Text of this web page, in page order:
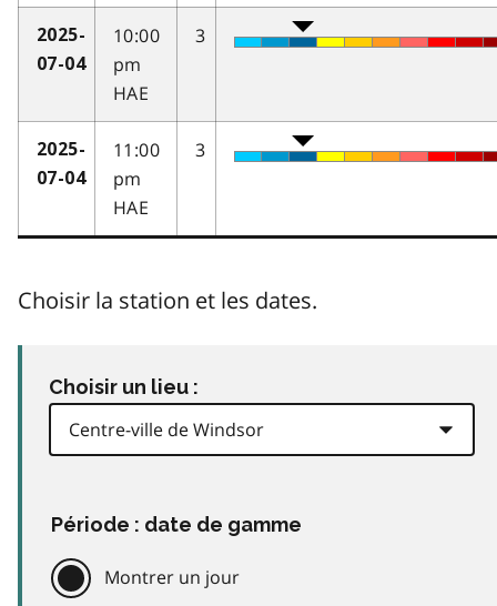
2025-
07-04
10:00
pm
HAE
3
2025-
07-04
11:00
pm
HAE
3
Choisir la station et les dates.
Choisir un lieu :
Période : date de gamme
Montrer un jour